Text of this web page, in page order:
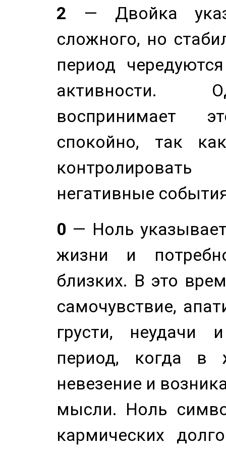
2 — Двойка
сложного, но
период
активности.
воспринимает
спокойно, так
негативные
0 — Ноль
жизни и
близких. В это
самочувствие,
грусти, неудачи
период, когда в
невезение и
мысли. Ноль
кармических